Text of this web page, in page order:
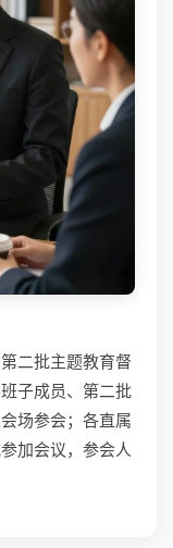
二批主题教育督
子成员、第二批
场参会；各直属
加会议，参会人